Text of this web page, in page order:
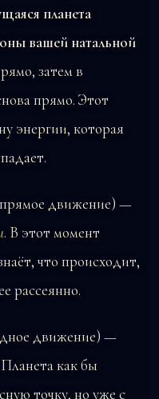
планета
вашей натальной
затем в
прямо. Этот
энергии, которая
движение) —
. В этот момент
что происходит,
рассеянно.
движение) —
как бы
точку, но уже с